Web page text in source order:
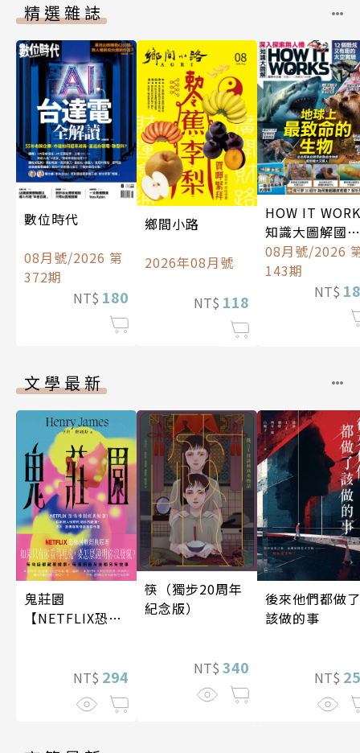
精選雜誌
數位時代
08月號/2026 第
372期
NT$ 180
鄉間小路
2026年08月號
NT$ 118
HOW IT
知識大圖解國際
中文版
08月號/2026
143期
NT$
文學最新
鬼莊園
【NETFLIX恐怖
NT$ 294
筷（獨步20周年
紀念版）
NT$ 340
後來他們都做了
該做的事
NT$